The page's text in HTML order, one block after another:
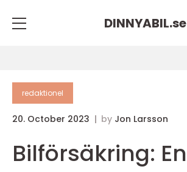
DINNYABIL.se
redaktionel
20. October 2023 by Jon Larsson
Bilförsäkring: En